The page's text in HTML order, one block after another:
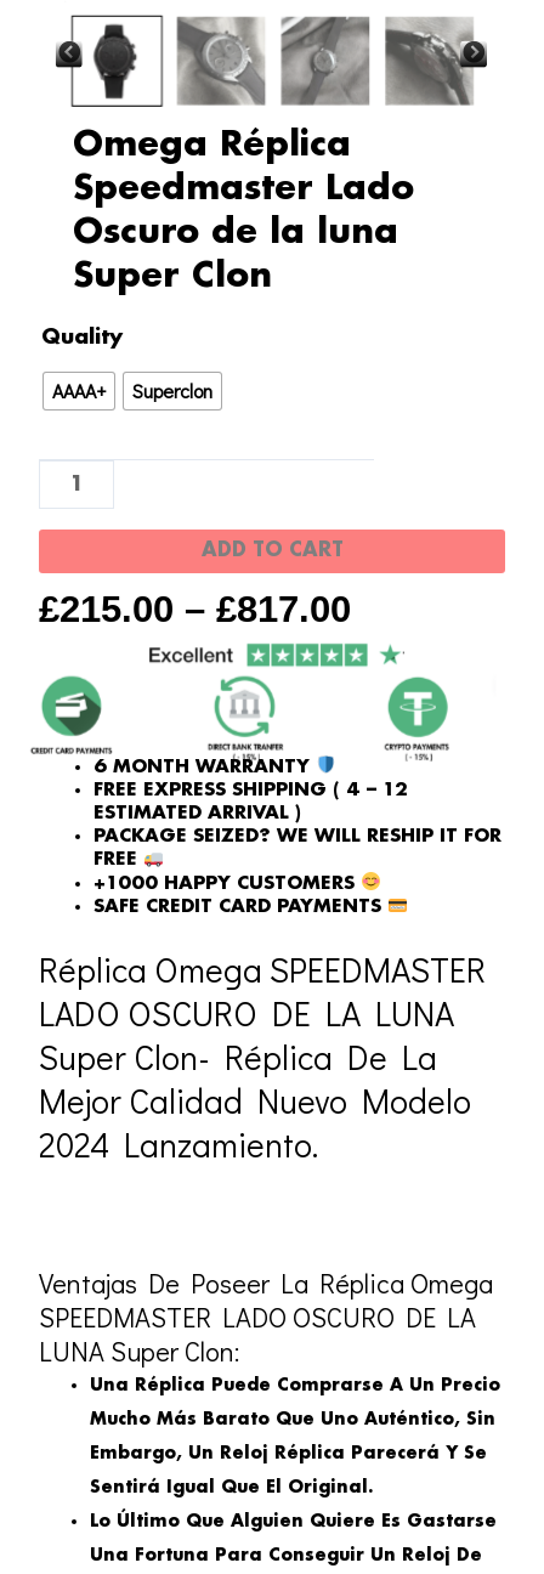
Omega Réplica
Speedmaster Lado
Oscuro de la luna
Super Clon
£215.00 – £817.00
Quality
AAAA+ Superclon
Omega
Speedmaster
Oscuro
la
luna
Super
quantity
ADD TO CART
6 MONTH WARRANTY
FREE EXPRESS SHIPPING ( 4 – 12
ESTIMATED ARRIVAL )
PACKAGE SEIZED? WE WILL RESHIP IT FOR
FREE
+1000 HAPPY CUSTOMERS
SAFE CREDIT CARD PAYMENTS
Réplica Omega SPEEDMASTER
LADO OSCURO DE LA LUNA
Super Clon- Réplica De La
Mejor Calidad Nuevo Modelo
2024 Lanzamiento.
Ventajas De Poseer La Réplica Omega
SPEEDMASTER LADO OSCURO DE LA
LUNA Super Clon:
Una Réplica Puede Comprarse A Un Precio
Mucho Más Barato Que Uno Auténtico, Sin
Embargo, Un Reloj Réplica Parecerá Y Se
Sentirá Igual Que El Original.
Lo Último Que Alguien Quiere Es Gastarse
Una Fortuna Para Conseguir Un Reloj De